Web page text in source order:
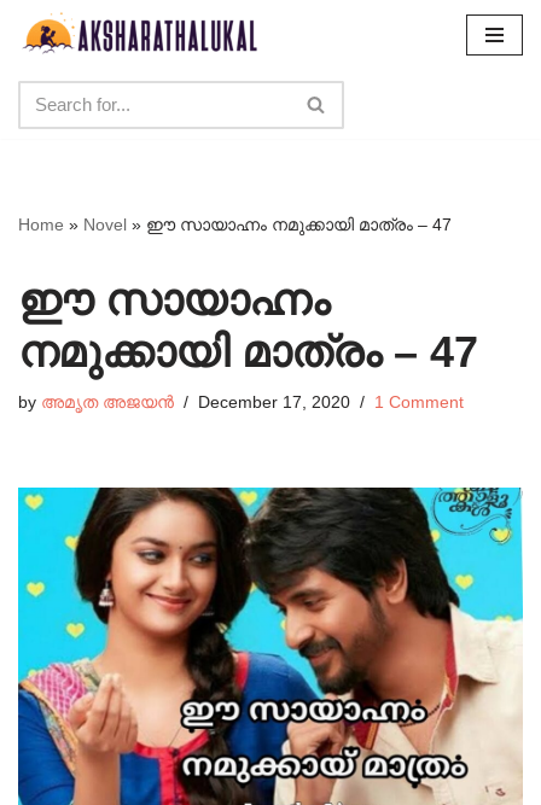
content
Home » Novel » ഈ സായാഹ്നം നമുക്കായി മാത്രം – 47
ഈ സായാഹ്നം
നമുക്കായി മാത്രം – 47
by അമൃത അജയൻ December 17, 2020 1 Comment